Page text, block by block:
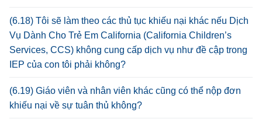
(6.18) Tôi sẽ làm theo các thủ tục khiếu nại khác nếu Dịch
Vụ Dành Cho Trẻ Em California (California Children’s
Services, CCS) không cung cấp dịch vụ như đề cập trong
IEP của con tôi phải không?
(6.19) Giáo viên và nhân viên khác cũng có thể nộp đơn
khiếu nại về sự tuân thủ không?